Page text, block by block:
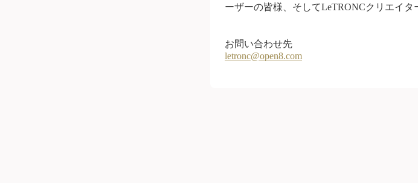
ーザーの皆様、そしてLeTRONCクリエイタ
お問い合わせ先
letronc@open8.com